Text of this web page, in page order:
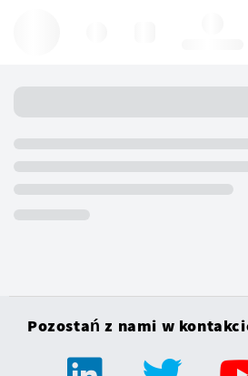
Pozostań z nami w